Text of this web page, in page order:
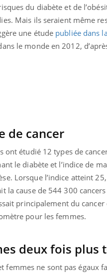
du diabète et de
Mais ils seraient même
une étude publiée dans
le monde en 2012,
de cancer
ont étudié 12 types de
le diabète et l’indice de
Lorsque l’indice atteint
la cause de 544 300
principalement du
pour les femmes.
deux fois plus
femmes ne sont pas égaux
...